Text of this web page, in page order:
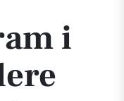
i